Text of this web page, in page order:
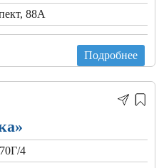
88А
Подробнее
4